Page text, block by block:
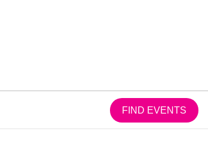
FIND EVENTS